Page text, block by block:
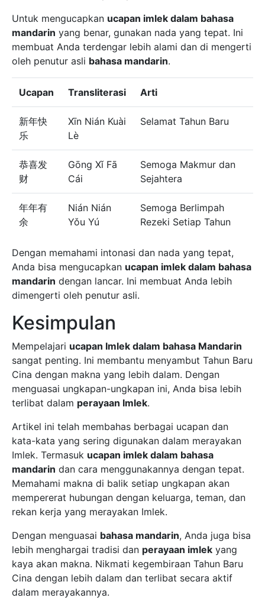
Untuk mengucapkan ucapan imlek dalam bahasa
mandarin yang benar, gunakan nada yang tepat. Ini
membuat Anda terdengar lebih alami dan di mengerti
oleh penutur asli bahasa mandarin.
Ucapan Transliterasi Arti
新年快
乐
Xīn Nián Kuài
Lè
Selamat Tahun Baru
恭喜发
财
Gōng Xǐ Fā
Cái
Semoga Makmur dan
Sejahtera
年年有
余
Nián Nián
Yǒu Yú
Semoga Berlimpah
Rezeki Setiap Tahun
Dengan memahami intonasi dan nada yang tepat,
Anda bisa mengucapkan ucapan imlek dalam bahasa
mandarin dengan lancar. Ini membuat Anda lebih
dimengerti oleh penutur asli.
Kesimpulan
Mempelajari ucapan Imlek dalam bahasa Mandarin
sangat penting. Ini membantu menyambut Tahun Baru
Cina dengan makna yang lebih dalam. Dengan
menguasai ungkapan-ungkapan ini, Anda bisa lebih
terlibat dalam perayaan Imlek.
Artikel ini telah membahas berbagai ucapan dan
kata-kata yang sering digunakan dalam merayakan
Imlek. Termasuk ucapan imlek dalam bahasa
mandarin dan cara menggunakannya dengan tepat.
Memahami makna di balik setiap ungkapan akan
mempererat hubungan dengan keluarga, teman, dan
rekan kerja yang merayakan Imlek.
Dengan menguasai bahasa mandarin, Anda juga bisa
lebih menghargai tradisi dan perayaan imlek yang
kaya akan makna. Nikmati kegembiraan Tahun Baru
Cina dengan lebih dalam dan terlibat secara aktif
dalam merayakannya.